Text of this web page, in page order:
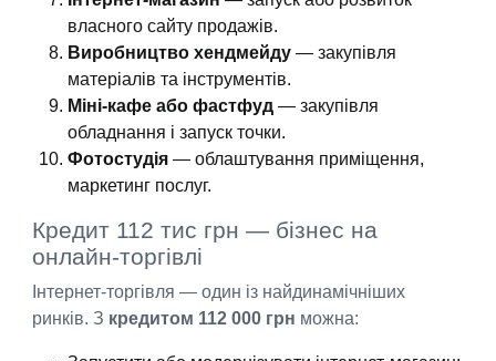
власного сайту продажів.
Виробництво хендмейду — закупівля
матеріалів та інструментів.
Міні-кафе або фастфуд — закупівля
обладнання і запуск точки.
Фотостудія — облаштування приміщення,
маркетинг послуг.
Кредит 112 тис грн — бізнес на
онлайн-торгівлі
Інтернет-торгівля — один із найдинамічніших
ринків. З кредитом 112 000 грн можна: